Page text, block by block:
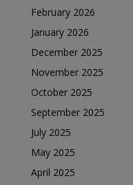
February 2026
January 2026
December 2025
November 2025
October 2025
September 2025
July 2025
May 2025
April 2025